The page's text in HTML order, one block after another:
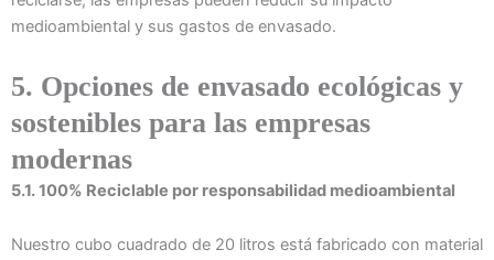
medioambiental y sus gastos de envasado.
5. Opciones de envasado ecológicas y
sostenibles para las empresas
modernas
5.1. 100% Reciclable por responsabilidad medioambiental
Nuestro cubo cuadrado de 20 litros está fabricado con material